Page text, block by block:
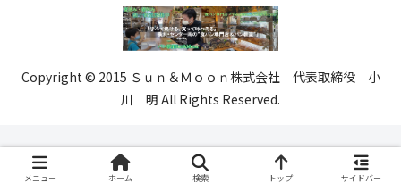
Copyright © 2015 Ｓｕｎ＆Ｍｏｏｎ株式会社 代表取締役 小
川 明 All Rights Reserved.
メニュー ホーム 検索 トップ サイドバー